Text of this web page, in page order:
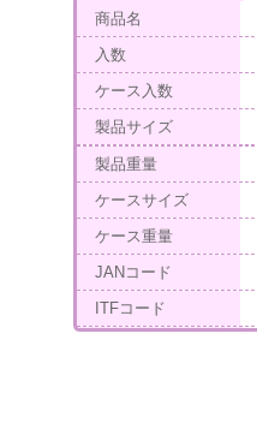
商品名
入数
ケース入数
製品サイズ
製品重量
ケースサイズ
ケース重量
JANコード
ITFコード